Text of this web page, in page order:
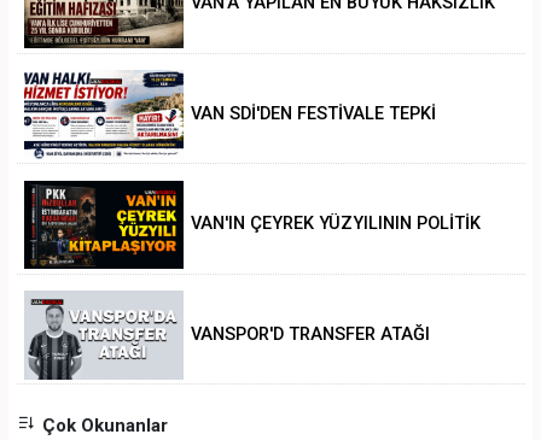
VAN SDİ'DEN FESTİVALE TEPKİ
VAN'IN ÇEYREK YÜZYILININ POLİTİK
VANSPOR'D TRANSFER ATAĞI
Çok Okunanlar